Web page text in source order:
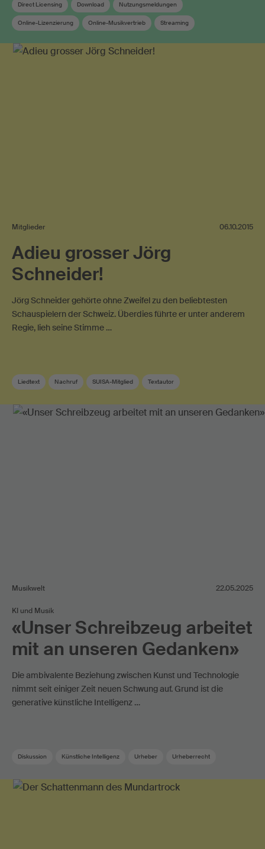
Direct Licensing Download Nutzungsmeldungen
Online-Lizenzierung Online-Musikvertrieb Streaming
Mitglieder 06.10.2015
Adieu grosser Jörg
Schneider!
Jörg Schneider gehörte ohne Zweifel zu den beliebtesten
Schauspielern der Schweiz. Überdies führte er unter anderem
Regie, lieh seine Stimme …
Liedtext Nachruf SUISA-Mitglied Textautor
Musikwelt 22.05.2025
KI und Musik
«Unser Schreibzeug arbeitet
mit an unseren Gedanken»
Die ambivalente Beziehung zwischen Kunst und Technologie
nimmt seit einiger Zeit neuen Schwung auf. Grund ist die
generative künstliche Intelligenz …
Diskussion Künstliche Intelligenz Urheber Urheberrecht